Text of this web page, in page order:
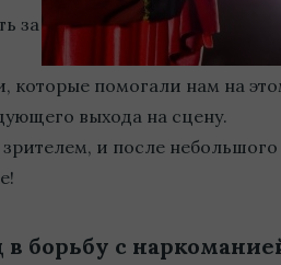
за
которые помогали нам на
выхода на сцену.
и после небольшого
борьбу с